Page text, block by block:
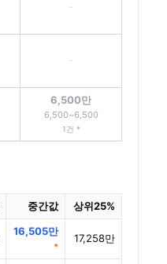
-
-
6,500만
6,500~6,500
1건 *
중간값 상위25%
16,505만
*
17,258만